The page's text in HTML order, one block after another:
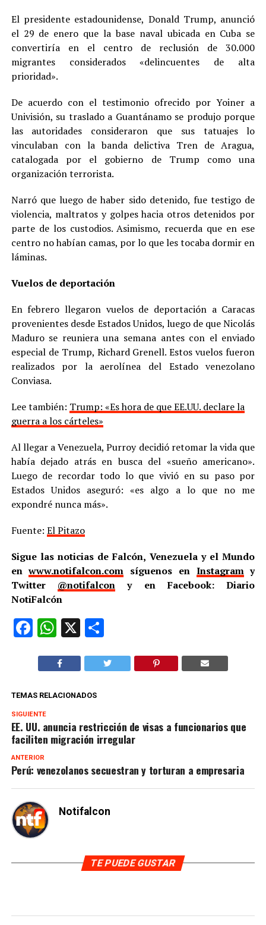
El presidente estadounidense, Donald Trump, anunció
el 29 de enero que la base naval ubicada en Cuba se
convertiría en el centro de reclusión de 30.000
migrantes considerados «delincuentes de alta
prioridad».
De acuerdo con el testimonio ofrecido por Yoiner a
Univisión, su traslado a Guantánamo se produjo porque
las autoridades consideraron que sus tatuajes lo
vinculaban con la banda delictiva Tren de Aragua,
catalogada por el gobierno de Trump como una
organización terrorista.
Narró que luego de haber sido detenido, fue testigo de
violencia, maltratos y golpes hacia otros detenidos por
parte de los custodios. Asimismo, recuerda que en ese
centro no habían camas, por lo que les tocaba dormir en
láminas.
Vuelos de deportación
En febrero llegaron vuelos de deportación a Caracas
provenientes desde Estados Unidos, luego de que Nicolás
Maduro se reuniera una semana antes con el enviado
especial de Trump, Richard Grenell. Estos vuelos fueron
realizados por la aerolínea del Estado venezolano
Conviasa.
Lee también: Trump: «Es hora de que EE.UU. declare la
guerra a los cárteles»
Al llegar a Venezuela, Purroy decidió retomar la vida que
había dejado atrás en busca del «sueño americano».
Luego de recordar todo lo que vivió en su paso por
Estados Unidos aseguró: «es algo a lo que no me
expondré nunca más».
Fuente: El Pitazo
Sigue las noticias de Falcón, Venezuela y el Mundo
enwww.notifalcon.com síguenos en Instagramy
Twitter @notifalcon y en Facebook: Diario
NotiFalcón
Facebook
WhatsApp
X Compartir
TEMAS RELACIONADOS
SIGUIENTE
EE. UU. anuncia restricción de visas a funcionarios que
faciliten migración irregular
ANTERIOR
Perú: venezolanos secuestran y torturan a empresaria
Notifalcon
TE PUEDE GUSTAR